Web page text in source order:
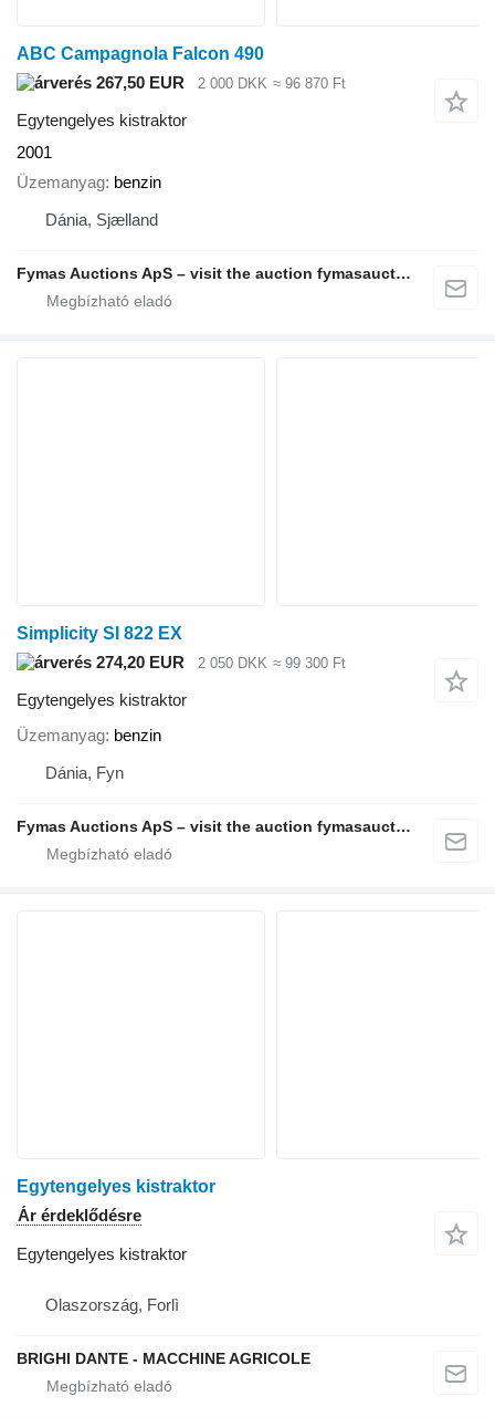
ABC Campagnola Falcon 490
267,50 EUR
2 000 DKK ≈ 96 870 Ft
Egytengelyes kistraktor
2001
Üzemanyag benzin
Dánia, Sjælland
Fymas Auctions ApS – visit the auction fymasauctions.dk
Simplicity SI 822 EX
274,20 EUR
2 050 DKK ≈ 99 300 Ft
Egytengelyes kistraktor
Üzemanyag benzin
Dánia, Fyn
Fymas Auctions ApS – visit the auction fymasauctions.dk
Egytengelyes kistraktor
Ár érdeklődésre
Egytengelyes kistraktor
Olaszország, Forlì
BRIGHI DANTE - MACCHINE AGRICOLE